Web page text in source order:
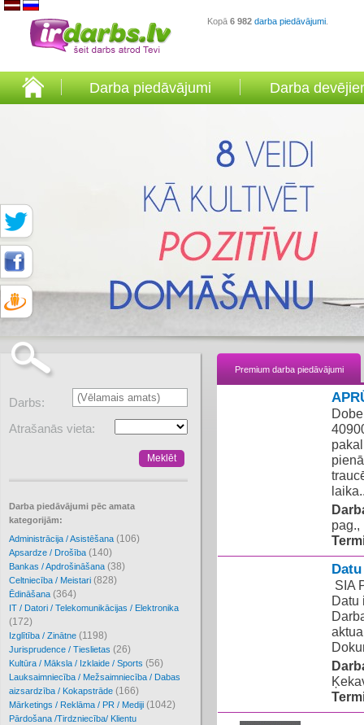
Kopā 6 982 darba piedāvājumi
Darba piedāvājumi Darba
Darbs:
Atrašanās vieta:
Darba piedāvājumi pēc amata
kategorijām:
Administrācija / Asistēšana (106)
Apsardze / Drošība (140)
Bankas / Apdrošināšana (38)
Celtniecība / Meistari (828)
Ēdināšana (364)
IT / Datori / Telekomunikācijas / Elektronika
(172)
Izglītība / Zinātne (1198)
Jurisprudence / Tieslietas (26)
Kultūra / Māksla / Izklaide / Sports (56)
Lauksaimniecība / Mežsaimniecība / Dabas
aizsardzība / Kokapstrāde (166)
Mārketings / Reklāma / PR / Mediji (1042)
Pārdošana /Tirdzniecība/ Klientu
Premium darba piedāvājumi
pag.,
SIA
Datu